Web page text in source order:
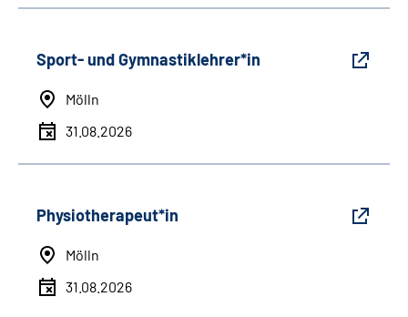
Sport- und Gymnastiklehrer*in
Mölln
31.08.2026
Physiotherapeut*in
Mölln
31.08.2026